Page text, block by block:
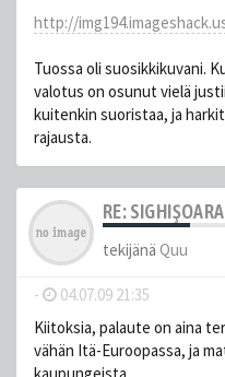
http://
Tuossa oli suosikkikuvani.
valotus on osunut vielä
kuitenkin suoristaa, ja
rajausta.
RE:
tekijänä Quu
- 04.07.09 21:35
Kiitoksia, palaute on aina
vähän Itä-Euroopassa, ja